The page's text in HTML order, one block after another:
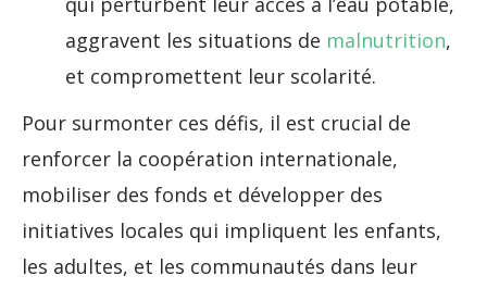
aggravent les situations de malnutrition,
et compromettent leur scolarité.
Pour surmonter ces défis, il est crucial de
renforcer la coopération internationale,
mobiliser des fonds et développer des
initiatives locales qui impliquent les enfants,
les adultes, et les communautés dans leur